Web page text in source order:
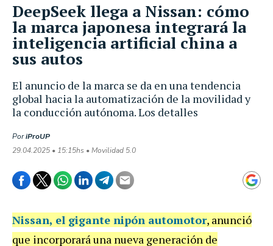
El anuncio de la marca se da en una tendencia
global hacia la automatización de la movilidad y
la conducción autónoma. Los detalles
PoriProUP
29.04.2025 • 15:15hs • Movilidad 5.0
DeepSeek llega a Nissan: cómo
la marca japonesa integrará la
inteligencia artificial china a
sus autos
Nissan, el gigante nipón automotor, anunció
que incorporará una nueva generación de